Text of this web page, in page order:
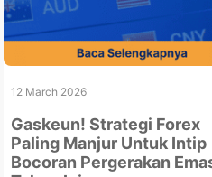
12 March 2026
Gaskeun! Strategi Forex
Paling Manjur Untuk Intip
Bocoran Pergerakan